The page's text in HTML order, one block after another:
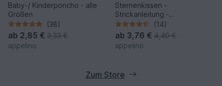
Baby-/ Kinderponcho - alle
Größen
(38)
ab 2,85 € 3,33 €
appelino
Sternenkissen -
Strickanleitung -
Kuschelkissen
(14)
ab 3,76 € 4,40 €
appelino
Zum Store